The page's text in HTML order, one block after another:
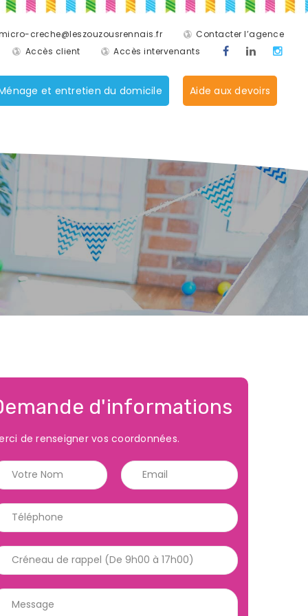
creche@leszouzousrennais.fr
Contacter l’agence
Accès client Accès intervenants
et entretien du domicile Aide aux devoirs
d'informations
de renseigner vos coordonnées.
Restons connecté